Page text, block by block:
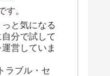
す。
と気になる
分で試して
営していま
ラブル・セ